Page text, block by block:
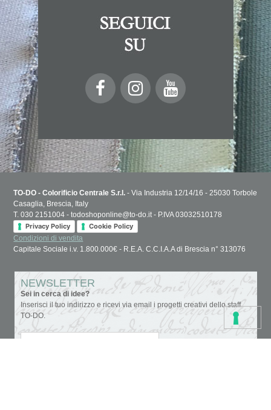
TO-DO - Colorificio Centrale S.r.l. - Via Industria 12/14/16 - 25030 Torbole
Casaglia, Brescia, Italy
T. 030 2151004 - todoshoponline@to-do.it - P.IVA 03032510178
Privacy Policy
Cookie Policy
Condizioni di vendita
Capitale Sociale i.v. 1.800.000€ - R.E.A. C.C.I.A.A di Brescia n° 313076
NEWSLETTER
Sei in cerca di idee?
Inserisci il tuo indirizzo e ricevi via email i progetti creativi dello staff
TO-DO.